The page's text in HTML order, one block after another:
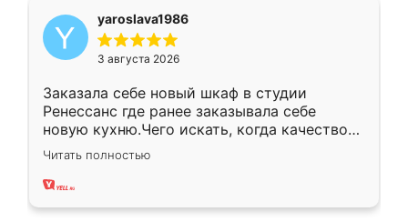
yaroslava1986
3 августа 2026
Заказала себе новый шкаф в студии
Ренессанс где ранее заказывала себе
новую кухню.Чего искать, когда качеством
вполне довольна. Служит кухня уже почти
два года, нареканий нет.
Читать полностью